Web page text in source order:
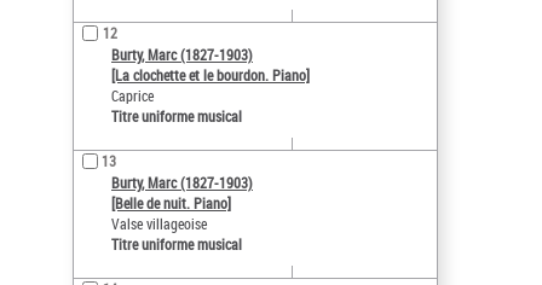
12
Burty, Marc (1827-1903)
[La clochette et le bourdon. Piano]
Caprice
Titre uniforme musical
13
Burty, Marc (1827-1903)
[Belle de nuit. Piano]
Valse villageoise
Titre uniforme musical